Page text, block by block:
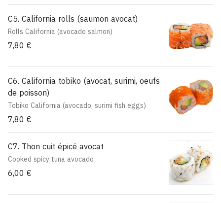
C5. California rolls (saumon avocat)
Rolls California (avocado salmon)
7,80 €
C6. California tobiko (avocat, surimi, oeufs
de poisson)
Tobiko California (avocado, surimi fish eggs)
7,80 €
C7. Thon cuit épicé avocat
Cooked spicy tuna avocado
6,00 €